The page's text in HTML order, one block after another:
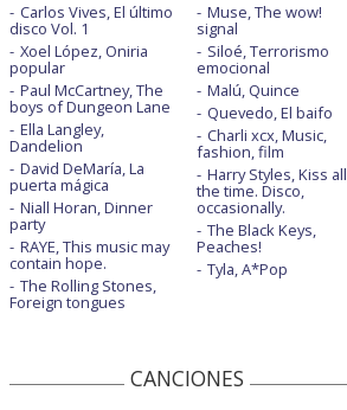
Carlos Vives, El último
disco Vol. 1
Xoel López, Oniria
popular
Paul McCartney, The
boys of Dungeon Lane
Ella Langley,
Dandelion
David DeMaría, La
puerta mágica
Niall Horan, Dinner
party
RAYE, This music may
contain hope.
The Rolling Stones,
Foreign tongues
Muse, The wow!
signal
Siloé, Terrorismo
emocional
Malú, Quince
Quevedo, El baifo
Charli xcx, Music,
fashion, film
Harry Styles, Kiss all
the time. Disco,
occasionally.
The Black Keys,
Peaches!
Tyla, A*Pop
CANCIONES